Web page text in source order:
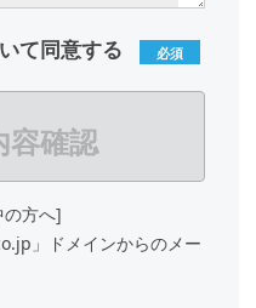
て同意する 必須
容確認
⽅へ]
」ドメインからのメー